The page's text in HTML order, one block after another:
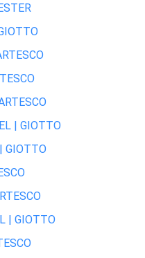
| GIOTTO
GIOTTO
| GIOTTO